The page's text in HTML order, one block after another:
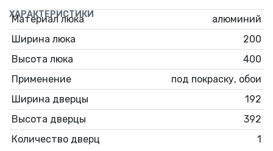
ХАРАКТЕРИСТИКИ
Материал люка
алюминий
Ширина люка
200
Высота люка
400
Применение
под покраску, обои
Ширина дверцы
192
Высота дверцы
392
Количество дверц
1